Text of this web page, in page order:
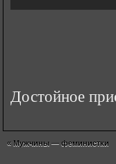
Достойное
« Мужчины — феминистки